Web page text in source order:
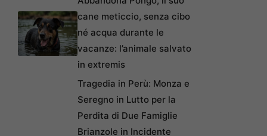
cane meticcio, senza cibo
né acqua durante le
vacanze: l’animale salvato
in extremis
Tragedia in Perù: Monza e
Seregno in Lutto per la
Perdita di Due Famiglie
Brianzole in Incidente